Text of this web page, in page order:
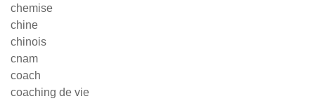
chemise
chine
chinois
cnam
coach
coaching de vie